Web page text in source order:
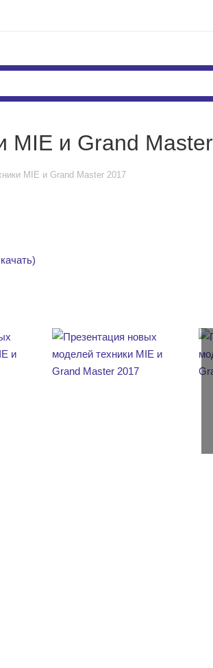
MIE и Grand
MIE и Grand Master 2017